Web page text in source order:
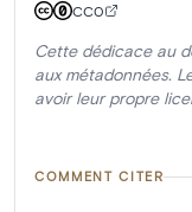
CC0
Cette dédicace au
aux métadonnées.
avoir leur propre
COMMENT CITER